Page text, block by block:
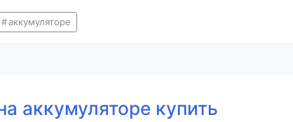
аккумуляторе
аккумуляторе купить